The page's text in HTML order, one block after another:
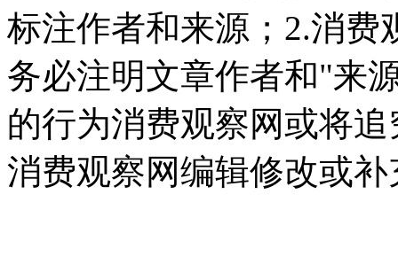
标注作者和来源；2.消费
务必注明文章作者和"来
的行为消费观察网或将
消费观察网编辑修改或补